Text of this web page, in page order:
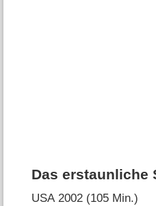
Das erstaunliche
USA2002 (105 Min.)